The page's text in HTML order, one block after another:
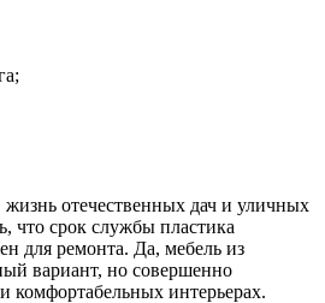
отечественных дач и уличных
что срок службы пластика
для ремонта. Да, мебель из
вариант, но совершенно
комфортабельных интерьерах.